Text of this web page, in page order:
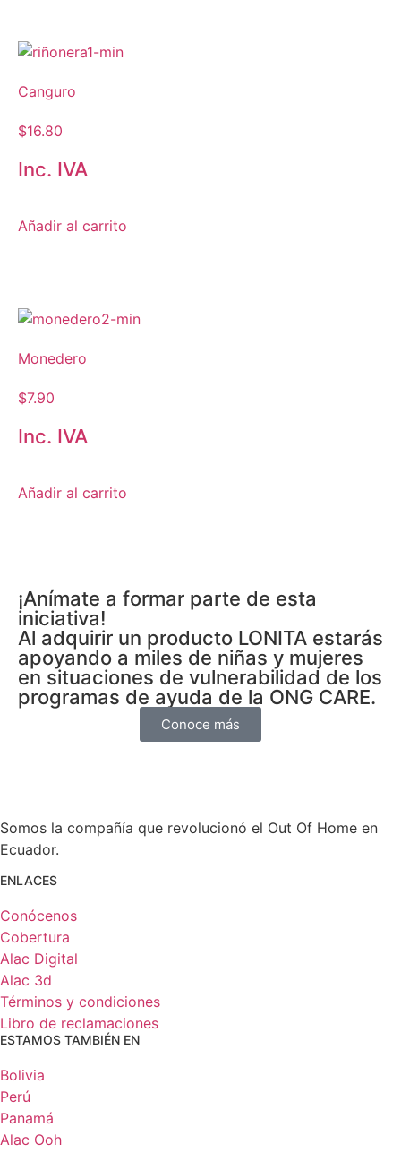
Canguro
$16.80
Inc. IVA
Añadir al carrito
Monedero
$7.90
Inc. IVA
Añadir al carrito
¡Anímate a formar parte de esta
iniciativa!
Al adquirir un producto LONITA estarás
apoyando a miles de niñas y mujeres
en situaciones de vulnerabilidad de los
programas de ayuda de la ONG CARE.
Conoce más
Somos la compañía que revolucionó el Out Of Home en
Ecuador.
ENLACES
Conócenos
Cobertura
Alac Digital
Alac 3d
Términos y condiciones
Libro de reclamaciones
ESTAMOS TAMBIÉN EN
Bolivia
Perú
Panamá
Alac Ooh